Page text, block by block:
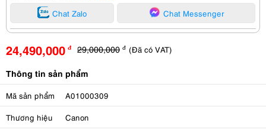
Chat Zalo Chat Messenger
24,490,000 đ 29,000,000 đ (Đã có VAT)
Thông tin sản phẩm
Mã sản phẩm A01000309
Thương hiệu Canon